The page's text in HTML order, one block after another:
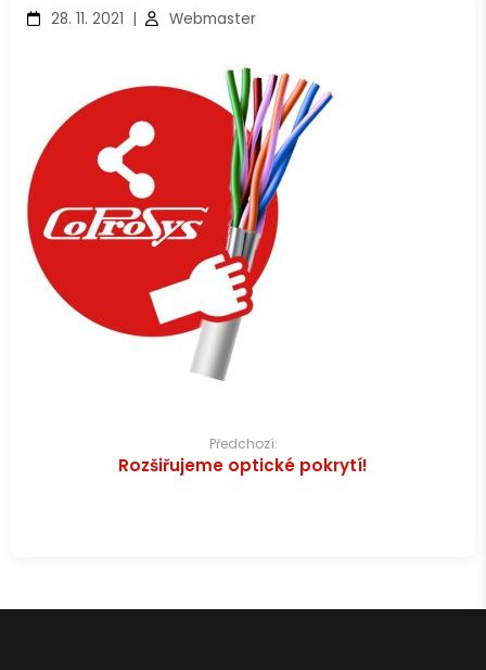
28. 11. 2021 | Webmaster
Předchozí:
Rozšiřujeme optické pokrytí!